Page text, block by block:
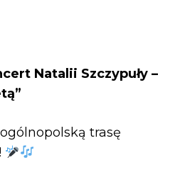
Natalii Szczypuły –
trasę